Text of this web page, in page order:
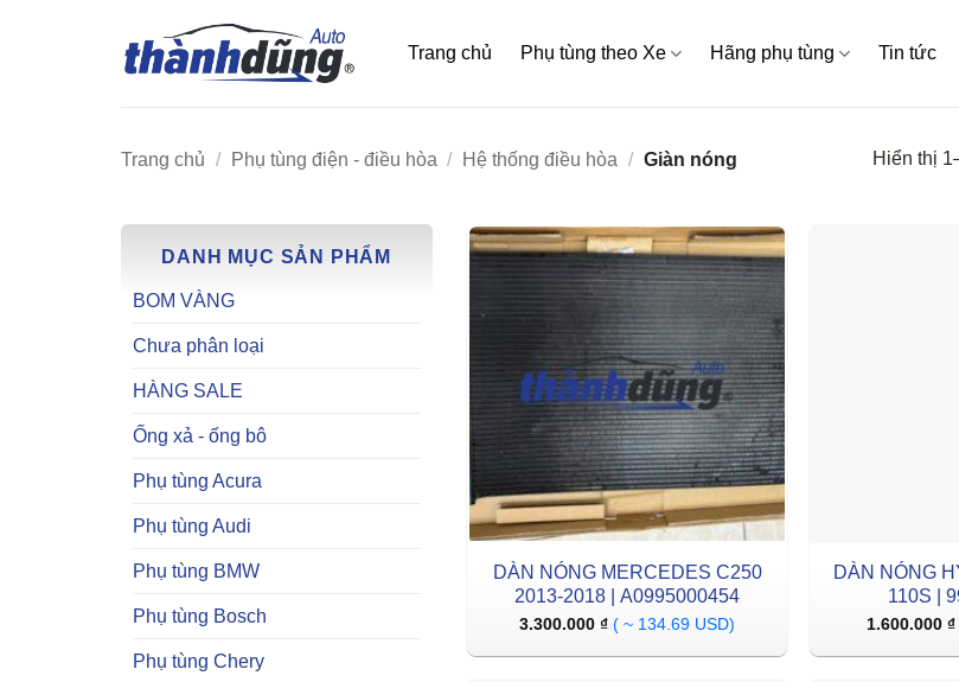
Trang chủ Phụ tùng theo Xe Hãng phụ tùng Tin tức
Trang chủ / Phụ tùng điện - điều hòa / Hệ thống điều hòa / Giàn nóng Hiển thị
DANH MỤC SẢN PHẨM
BOM VÀNG
Chưa phân loại
HÀNG SALE
Ống xả - ống bô
Phụ tùng Acura
Phụ tùng Audi
Phụ tùng BMW
Phụ tùng Bosch
Phụ tùng Chery
DÀN NÓNG MERCEDES C250
2013-2018 | A0995000454
3.300.000₫ ( ~ 134.69 USD)
DÀN NÓNG
110S |
1.600.000₫